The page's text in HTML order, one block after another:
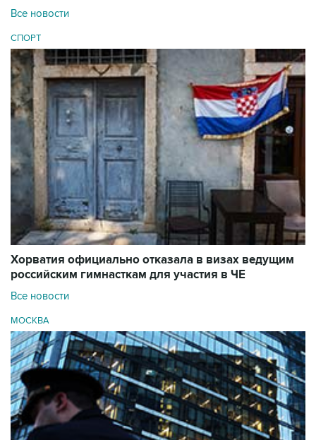
Все новости
СПОРТ
Хорватия официально отказала в визах ведущим
российским гимнасткам для участия в ЧЕ
Все новости
МОСКВА